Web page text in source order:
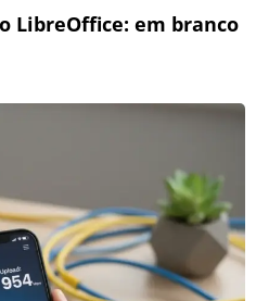
LibreOffice: em branco